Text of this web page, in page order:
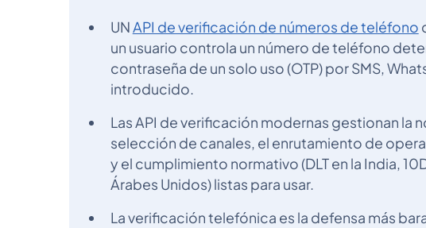
UNAPI de verificación de números de teléfono
un usuario controla un número de teléfono
contraseña de un solo uso (OTP) por SMS,
introducido.
Las API de verificación modernas gestionan la
selección de canales, el enrutamiento de
y el cumplimiento normativo (DLT en la India,
Árabes Unidos) listas para usar.
La verificación telefónica es la defensa más